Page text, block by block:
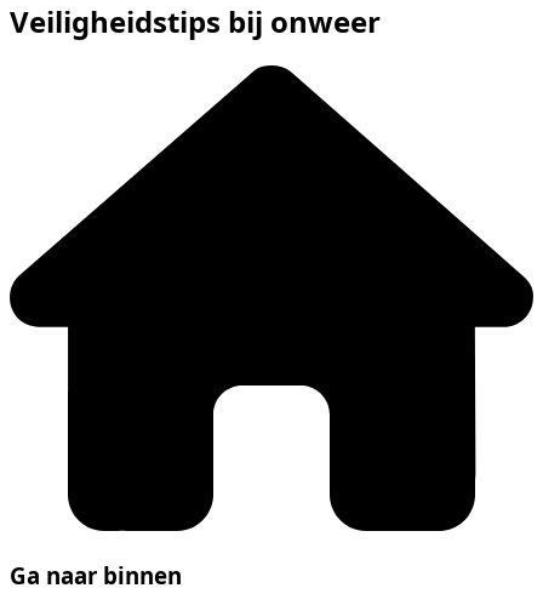
Veiligheidstips bij onweer
Ga naar binnen